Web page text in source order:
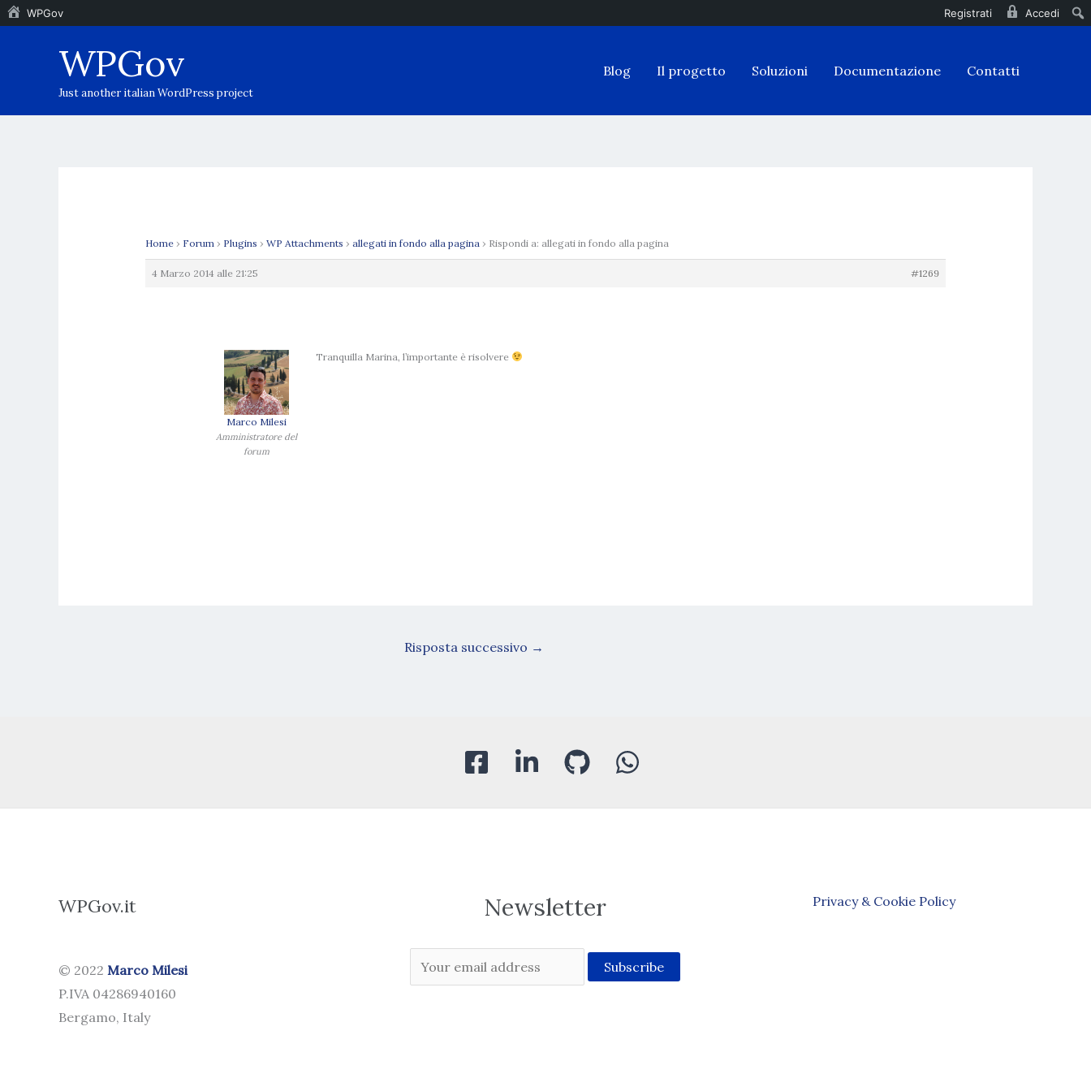
WPGov Registrati Accedi
WPGov
Just another italian WordPress project
Blog Il progetto Soluzioni Documentazione Contatti
Home › Forum › Plugins › WP Attachments › allegati in fondo alla pagina › Rispondi a: allegati in fondo alla pagina
4 Marzo 2014 alle 21:25 #1269
Marco Milesi
Amministratore del
forum
Tranquilla Marina, l’importante è risolvere
Risposta successivo →
WPGov.it
© 2022 Marco Milesi
P.IVA 04286940160
Bergamo, Italy
Newsletter Privacy & Cookie Policy